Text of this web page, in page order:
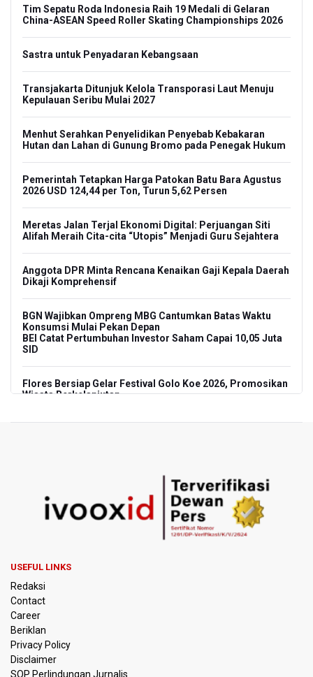
Tim Sepatu Roda Indonesia Raih 19 Medali di Gelaran
China-ASEAN Speed Roller Skating Championships 2026
Sastra untuk Penyadaran Kebangsaan
Transjakarta Ditunjuk Kelola Transporasi Laut Menuju
Kepulauan Seribu Mulai 2027
Menhut Serahkan Penyelidikan Penyebab Kebakaran
Hutan dan Lahan di Gunung Bromo pada Penegak Hukum
Pemerintah Tetapkan Harga Patokan Batu Bara Agustus
2026 USD 124,44 per Ton, Turun 5,62 Persen
Meretas Jalan Terjal Ekonomi Digital: Perjuangan Siti
Alifah Meraih Cita-cita “Utopis” Menjadi Guru Sejahtera
Anggota DPR Minta Rencana Kenaikan Gaji Kepala Daerah
Dikaji Komprehensif
BGN Wajibkan Ompreng MBG Cantumkan Batas Waktu
Konsumsi Mulai Pekan Depan
BEI Catat Pertumbuhan Investor Saham Capai 10,05 Juta
SID
Flores Bersiap Gelar Festival Golo Koe 2026, Promosikan
Wisata Berkelanjutan
Bencana Gempa Bumi dan Tsunami di Bali
Pemprov Jabar Sediakan Knalpot Standar Gratis di Pos
Polisi saat Razia Knalpot Brong
Struktur Perekonomian Nasional
Insiden Penembakan Terjadi di Festival Budaya Lembah
Kebakaran Hutan dan Lahan Terjadi di Sejumlah Wilayah
di Sumatra, Kalimantan, dan Pulau Jawa
USEFUL LINKS
Redaksi
Contact
Career
Beriklan
Privacy Policy
Disclaimer
SOP Perlindungan Jurnalis